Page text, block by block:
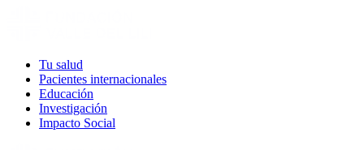
Tu salud
Pacientes internacionales
Educación
Investigación
Impacto Social